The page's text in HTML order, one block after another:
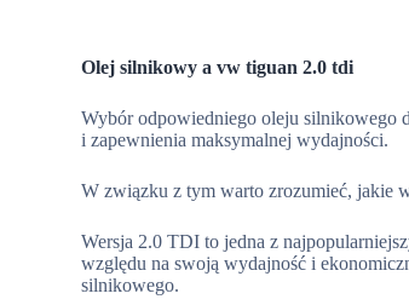
Olej silnikowy a vw tiguan 2.0 tdi
Wybór odpowiedniego oleju silnikowego
i zapewnienia maksymalnej wydajności.
W związku z tym warto zrozumieć, jakie
Wersja 2.0 TDI to jedna z
względu na swoją wydajność i
silnikowego.